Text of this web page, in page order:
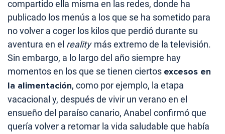
compartido ella misma en las redes, donde ha
publicado los menús a los que se ha sometido para
no volver a coger los kilos que perdió durante su
aventura en el realitymás extremo de la televisión.
Sin embargo, a lo largo del año siempre hay
momentos en los que se tienen ciertos excesos en
la alimentación, como por ejemplo, la etapa
vacacional y, después de vivir un verano en el
ensueño del paraíso canario, Anabel confirmó que
quería volver a retomar la vida saludable que había